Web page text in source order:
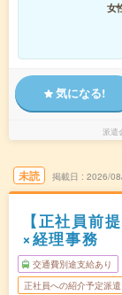
女
気になる!
派遣
未読 掲載日 2026/
【正社員前
×経理事務
交通費別途支給あり
正社員への紹介予定派遣